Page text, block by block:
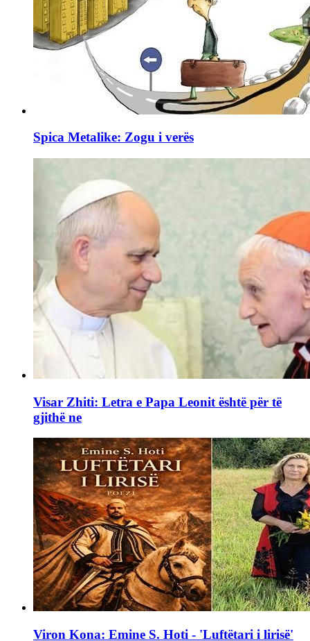
Spica Metalike: Zogu i verës
Visar Zhiti: Letra e Papa Leonit është për të
gjithë ne
Viron Kona: Emine S. Hoti - 'Luftëtari i lirisë'